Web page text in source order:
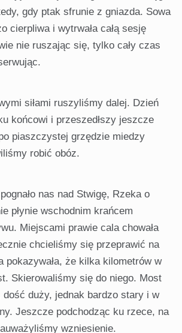
gdy ptak sfrunie z gniazda. Sowa
cierpliwa i wytrwała całą sesję
nie ruszając się, tylko cały czas
siłami ruszyliśmy dalej. Dzień
końcowi i przeszedłszy jeszcze
piaszczystej grzędzie miedzy
robić obóz.
nas nad Stwigę, Rzeka o
płynie wschodnim krańcem
Miejscami prawie cala chowała
chcieliśmy się przeprawić na
pokazywała, że kilka kilometrów w
Skierowaliśmy się do niego. Most
dość duży, jednak bardzo stary i w
Jeszcze podchodząc ku rzece, na
wzniesienie.